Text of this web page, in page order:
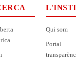
Qui som
Portal